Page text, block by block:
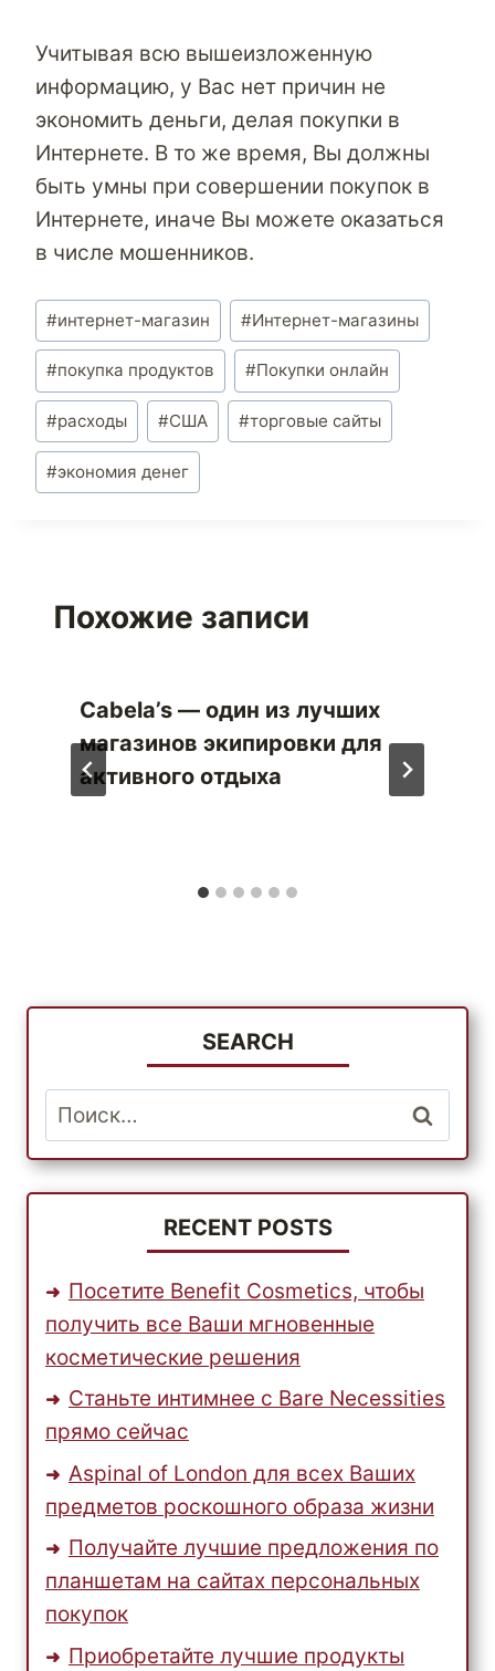
Учитывая всю вышеизложенную
информацию, у Вас нет причин не
экономить деньги, делая покупки в
Интернете. В то же время, Вы должны
быть умны при совершении покупок в
Интернете, иначе Вы можете оказаться
в числе мошенников.
Метки
записи:
#интернет-магазин #Интернет-магазины
#покупка продуктов #Покупки онлайн
#расходы #США #торговые сайты
#экономия денег
Похожие записи
Cabela’s — один из лучших
магазинов экипировки для
активного отдыха
SEARCH
Найти:
RECENT POSTS
Посетите Benefit Cosmetics, чтобы
получить все Ваши мгновенные
косметические решения
Станьте интимнее с Bare Necessities
прямо сейчас
Aspinal of London для всех Ваших
предметов роскошного образа жизни
Получайте лучшие предложения по
планшетам на сайтах персональных
покупок
Приобретайте лучшие продукты